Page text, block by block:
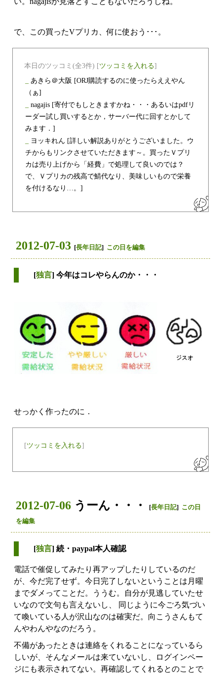
で、この買ったVプリカ、何に使おう･･･。
本日のツッコミ(全3件) [ツッコミを入れる]
あきら＠大阪 [ORJ購読するのに使ったらええやん
（ぁ]
nagajis [寄付でもしときますかね・・・あるいはpdfリ
ーダー試し買いするとか，サーバー代に回すとかして
みます．]
ヨッキれん [詳しい解説ありがとうございました。ウ
チからもリンクさせていただきます～。買ったＶプリ
カは売り上げから「経費」で処理して良いのでは？
で、Ｖプリカの残高で鯖代なり、美味しいもので栄養
を付けるなり…。]
2012-07-03 [長年日記] この日を編集
[独言] 今年はコレやらんのか・・・
せっかく作ったのに．
[ツッコミを入れる]
2012-07-06 うーん・・・ [長年日記] この日
を編集
[独言] 続・paypal本人確認
電話で催促してみたり再アップしたりしているのだ
が、今だ完了せず。今日完了しないということは月曜
までダメってことだ。ううむ。自分が見逃していたせ
いなので文句も言えないし、 同じように今ごろ気づい
て喚いている人が沢山なのは確実だ。向こうさんもて
んやわんやなのだろう。
不備があったときは連絡をくれることになっているら
しいが、そんなメールは来ていないし、ログインペー
ジにも表示されてない。再確認してくれるとのことで